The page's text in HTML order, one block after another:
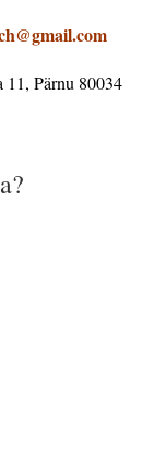
11, Pärnu 80034